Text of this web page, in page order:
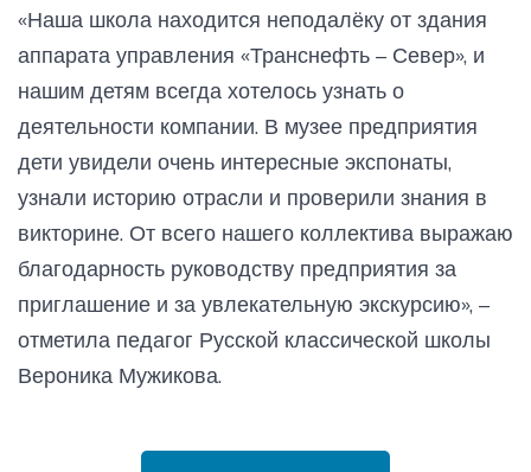
«Наша школа находится неподалёку от здания
аппарата управления «Транснефть – Север», и
нашим детям всегда хотелось узнать о
деятельности компании. В музее предприятия
дети увидели очень интересные экспонаты,
узнали историю отрасли и проверили знания в
викторине. От всего нашего коллектива выражаю
благодарность руководству предприятия за
приглашение и за увлекательную экскурсию», –
отметила педагог Русской классической школы
Вероника Мужикова.